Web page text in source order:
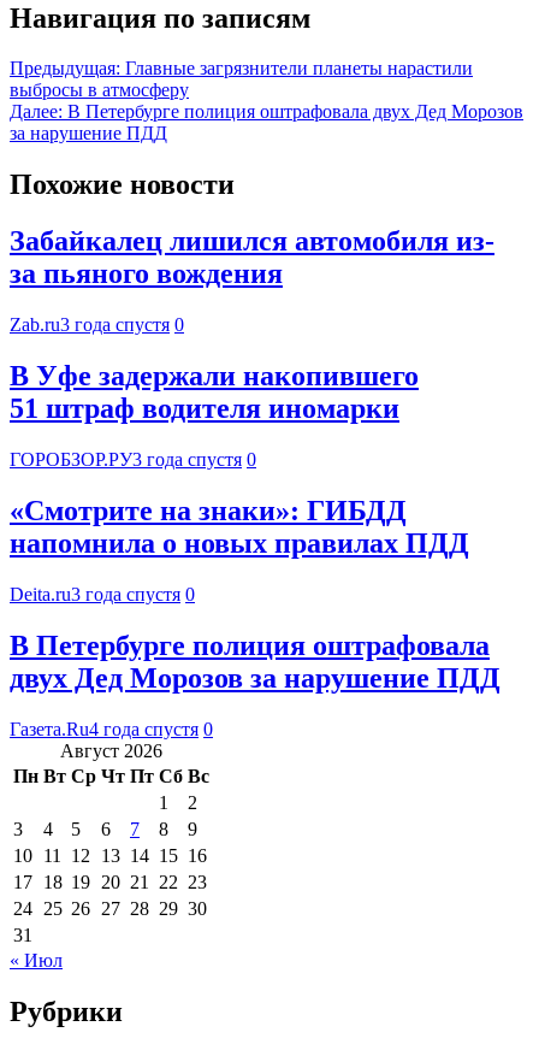
Навигация по записям
Предыдущая: Главные загрязнители планеты нарастили
выбросы в атмосферу
Далее: В Петербурге полиция оштрафовала двух Дед Морозов
за нарушение ПДД
Похожие новости
Забайкалец лишился автомобиля из-
за пьяного вождения
Zab.ru3 года спустя 0
В Уфе задержали накопившего
51 штраф водителя иномарки
ГОРОБЗОР.РУ3 года спустя 0
«Смотрите на знаки»: ГИБДД
напомнила о новых правилах ПДД
Deita.ru3 года спустя 0
В Петербурге полиция оштрафовала
двух Дед Морозов за нарушение ПДД
Газета.Ru4 года спустя 0
Август 2026
Пн Вт Ср Чт Пт Сб Вс
1
2
3
4 5 6 7 8
9
10 11 12 13 14 15 16
17 18 19 20 21 22 23
24 25 26 27 28 29 30
31
« Июл
Рубрики